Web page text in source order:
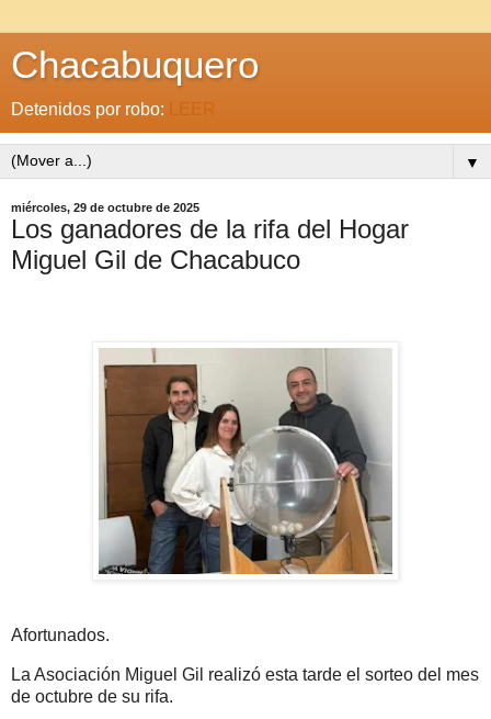
Chacabuquero
Detenidos por robo: LEER
▼
miércoles, 29 de octubre de 2025
Los ganadores de la rifa del Hogar
Miguel Gil de Chacabuco
Afortunados.
La Asociación Miguel Gil realizó esta tarde el sorteo del mes
de octubre de su rifa.